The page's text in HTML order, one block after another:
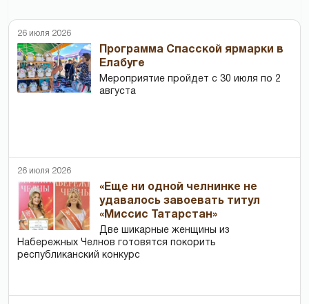
26 июля 2026
Программа Спасской ярмарки в
Елабуге
Мероприятие пройдет с 30 июля по 2
августа
26 июля 2026
«Еще ни одной челнинке не
удавалось завоевать титул
«Миссис Татарстан»
Две шикарные женщины из
Набережных Челнов готовятся покорить
республиканский конкурс